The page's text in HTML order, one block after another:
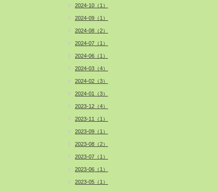
2024-10（1）
2024-09（1）
2024-08（2）
2024-07（1）
2024-06（1）
2024-03（4）
2024-02（3）
2024-01（3）
2023-12（4）
2023-11（1）
2023-09（1）
2023-08（2）
2023-07（1）
2023-06（1）
2023-05（1）